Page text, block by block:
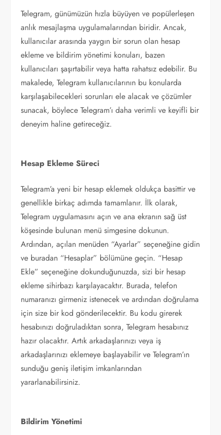
Telegram, günümüzün hızla büyüyen ve popülerleşen
anlık mesajlaşma uygulamalarından biridir. Ancak,
kullanıcılar arasında yaygın bir sorun olan hesap
ekleme ve bildirim yönetimi konuları, bazen
kullanıcıları şaşırtabilir veya hatta rahatsız edebilir. Bu
makalede, Telegram kullanıcılarının bu konularda
karşılaşabilecekleri sorunları ele alacak ve çözümler
sunacak, böylece Telegram’ı daha verimli ve keyifli bir
deneyim haline getireceğiz.
Hesap Ekleme Süreci
Telegram’a yeni bir hesap eklemek oldukça basittir ve
genellikle birkaç adımda tamamlanır. İlk olarak,
Telegram uygulamasını açın ve ana ekranın sağ üst
köşesinde bulunan menü simgesine dokunun.
Ardından, açılan menüden “Ayarlar” seçeneğine gidin
ve buradan “Hesaplar” bölümüne geçin. “Hesap
Ekle” seçeneğine dokunduğunuzda, sizi bir hesap
ekleme sihirbazı karşılayacaktır. Burada, telefon
numaranızı girmeniz istenecek ve ardından doğrulama
için size bir kod gönderilecektir. Bu kodu girerek
hesabınızı doğruladıktan sonra, Telegram hesabınız
hazır olacaktır. Artık arkadaşlarınızı veya iş
arkadaşlarınızı eklemeye başlayabilir ve Telegram’ın
sunduğu geniş iletişim imkanlarından
yararlanabilirsiniz.
Bildirim Yönetimi